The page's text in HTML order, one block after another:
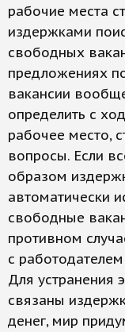
рабочие места
издержками
свободных
предложениях
вакансии
определить с
рабочее место,
вопросы. Если
образом
автоматически
свободные
противном
с
Для устранения
связаны
денег, мир